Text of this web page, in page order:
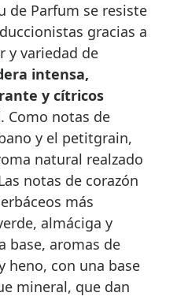
de Parfum se resiste
gracias a
y variedad de
intensa,
y cítricos
. Como notas de
y el petitgrain,
natural realzado
notas de corazón
más
almáciga y
base, aromas de
heno, con una base
mineral, que dan